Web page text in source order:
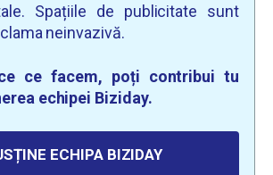
Spațiile de publicitate sunt
neinvazivă.
ce facem, poți contribui tu
echipei Biziday.
ECHIPA BIZIDAY